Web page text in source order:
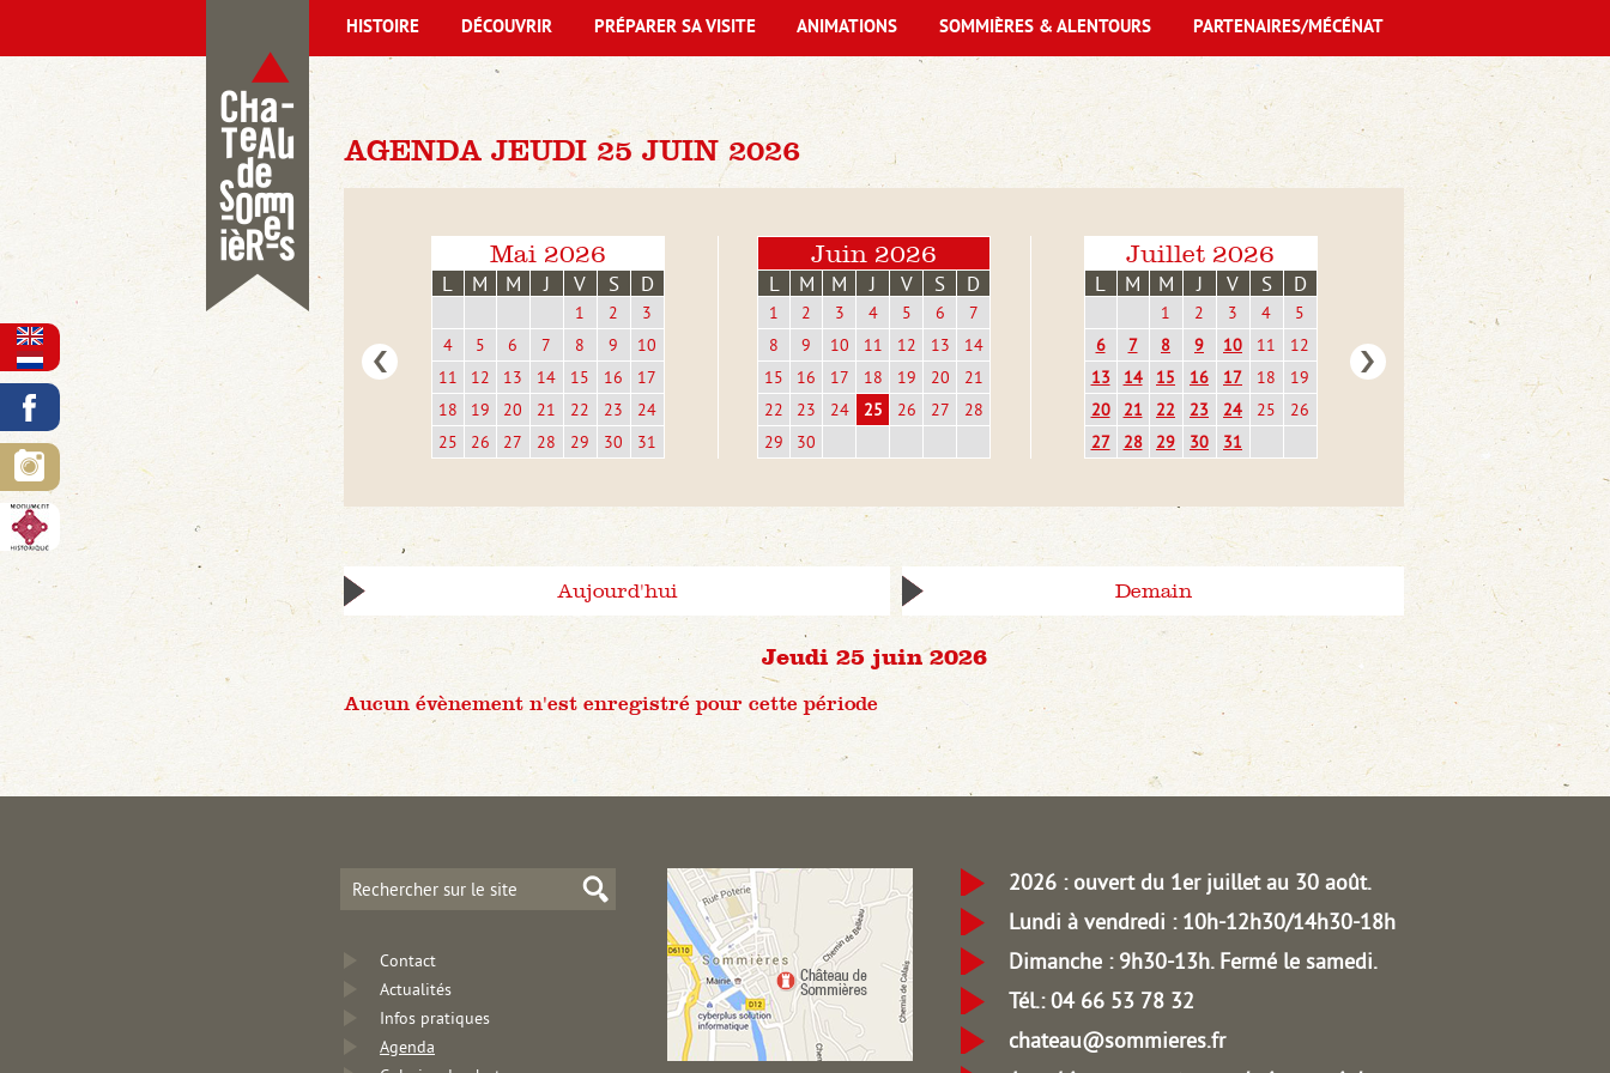
AGENDA JEUDI 25 JUIN 2026
Mai 2026
L M M J V S D
1 2
3
4
5 6 7 8 9
10
11
12 13 14 15 16
17
18
19 20 21 22 23
24
25
26 27 28 29 30 31
Juin 2026
L M M J V S D
1 2 3 4 5 6
7
8
9 10 11 12 13
14
15
16 17 18 19 20
21
22
23 24 25 26 27
28
29
30
Juillet 2026
L M M J V S D
1 2 3 4
5
6
7 8 9 10 11
12
13
14 15 16 17 18
19
20
21 22 23 24 25
26
27
28 29 30 31
Aujourd'hui Demain
Jeudi 25 juin 2026
Aucun évènement n'est enregistré pour cette période
HISTOIRE DÉCOUVRIR PRÉPARER SA VISITE ANIMATIONS SOMMIÈRES & ALENTOURS PARTENAIRES/MÉCÉNAT
Contact
Actualités
Infos pratiques
Agenda
2026 : ouvert du 1er juillet au 30 août.
Lundi à vendredi : 10h-12h30/14h30-18h
Dimanche : 9h30-13h. Fermé le samedi.
Tél.: 04 66 53 78 32
chateau@sommieres.fr